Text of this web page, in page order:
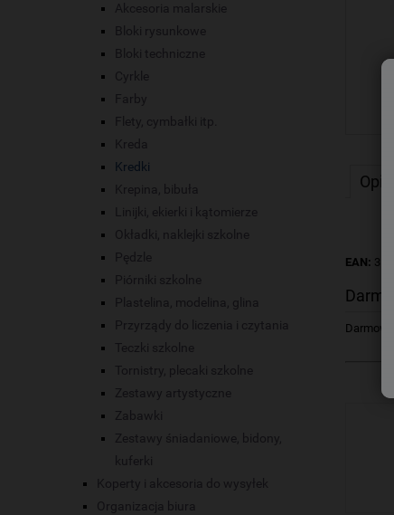
Akcesoria malarskie
Bloki rysunkowe
Bloki techniczne
Cyrkle
Farby
Flety, cymbałki itp.
Kreda
Kredki
Krepina, bibuła
Linijki, ekierki i kątomierze
Okładki, naklejki szkolne
Pędzle
Piórniki szkolne
Plastelina, modelina, glina
Przyrządy do liczenia i czytania
Teczki szkolne
Tornistry, plecaki szkolne
Zestawy artystyczne
Zabawki
Zestawy śniadaniowe, bidony,
kuferki
Koperty i akcesoria do wysyłek
Organizacja biura
Opis
EAN: